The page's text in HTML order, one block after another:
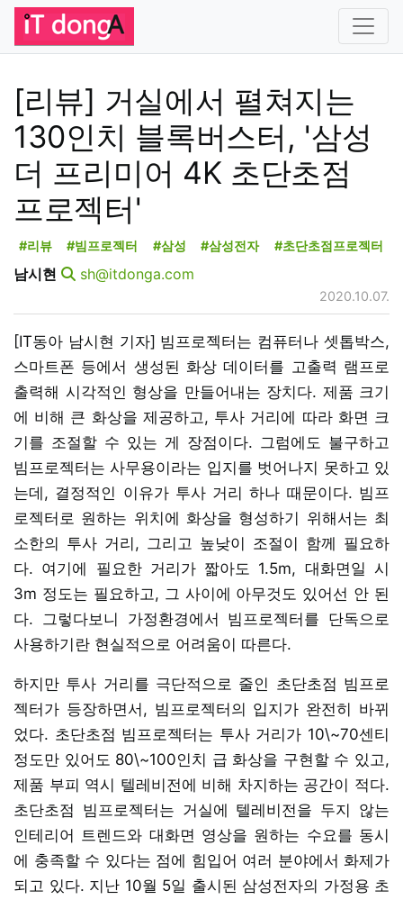
[리뷰] 거실에서 펼쳐지는
130인치 블록버스터, '삼성
더 프리미어 4K 초단초점
프로젝터'
#리뷰 #빔프로젝터 #삼성 #삼성전자 #초단초점프로젝터
남시현 sh@itdonga.com
2020.10.07.
[IT동아 남시현 기자] 빔프로젝터는 컴퓨터나 셋톱박스,
스마트폰 등에서 생성된 화상 데이터를 고출력 램프로
출력해 시각적인 형상을 만들어내는 장치다. 제품 크기
에 비해 큰 화상을 제공하고, 투사 거리에 따라 화면 크
기를 조절할 수 있는 게 장점이다. 그럼에도 불구하고
빔프로젝터는 사무용이라는 입지를 벗어나지 못하고 있
는데, 결정적인 이유가 투사 거리 하나 때문이다. 빔프
로젝터로 원하는 위치에 화상을 형성하기 위해서는 최
소한의 투사 거리, 그리고 높낮이 조절이 함께 필요하
다. 여기에 필요한 거리가 짧아도 1.5m, 대화면일 시
3m 정도는 필요하고, 그 사이에 아무것도 있어선 안 된
다. 그렇다보니 가정환경에서 빔프로젝터를 단독으로
사용하기란 현실적으로 어려움이 따른다.
하지만 투사 거리를 극단적으로 줄인 초단초점 빔프로
젝터가 등장하면서, 빔프로젝터의 입지가 완전히 바뀌
었다. 초단초점 빔프로젝터는 투사 거리가 10\~70센티
정도만 있어도 80\~100인치 급 화상을 구현할 수 있고,
제품 부피 역시 텔레비전에 비해 차지하는 공간이 적다.
초단초점 빔프로젝터는 거실에 텔레비전을 두지 않는
인테리어 트렌드와 대화면 영상을 원하는 수요를 동시
에 충족할 수 있다는 점에 힘입어 여러 분야에서 화제가
되고 있다. 지난 10월 5일 출시된 삼성전자의 가정용 초